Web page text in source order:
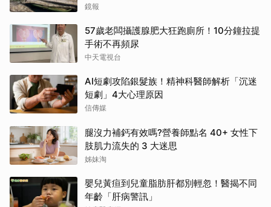
鏡報
57歲老闆攝護腺肥大狂跑廁所！10分鐘拉提
手術不再頻尿
中天電視台
AI短劇攻陷銀髮族！精神科醫師解析「沉迷
短劇」4大心理原因
信傳媒
腿沒力補鈣有效嗎?營養師點名 40+ 女性下
肢肌力流失的 3 大迷思
姊妹淘
嬰兒黃疸到兒童脂肪肝都別輕忽！醫揭不同
年齡「肝病警訊」